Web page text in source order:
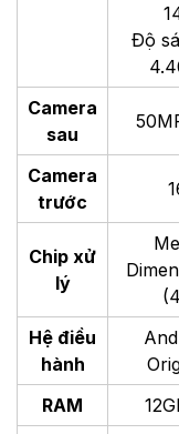
Độ
Camera
sau
Camera
trước
Chip xử
lý
Hệ điều
hành
RAM